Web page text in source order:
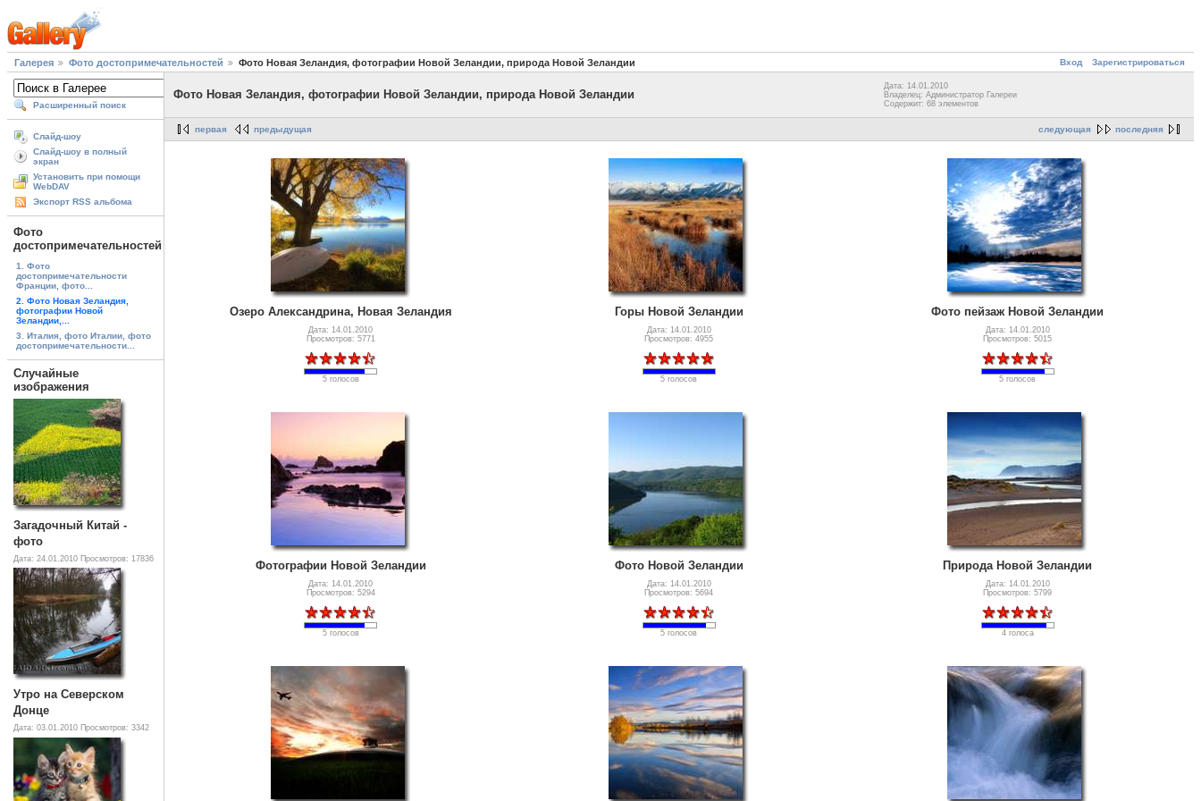
Вход Зарегистрироваться
Галерея Фото достопримечательностей Фото Новая Зеландия, фотографии Новой Зеландии, природа Новой Зеландии
Расширенный поиск
Слайд-шоу
Слайд-шоу в полный
экран
Установить при помощи
WebDAV
Экспорт RSS альбома
Фото
достопримечательностей
1. Фото
достопримечательности
Франции, фото...
2. Фото Новая Зеландия,
фотографии Новой
Зеландии,...
3. Италия, фото Италии, фото
достопримечательности...
Случайные
изображения
Загадочный Китай -
фото
Дата: 24.01.2010 Просмотров: 17836
Утро на Северском
Донце
Дата: 03.01.2010 Просмотров: 3342
Фото Новая Зеландия, фотографии Новой Зеландии, природа Новой Зеландии
Дата: 14.01.2010
Владелец: Администратор Галереи
Содержит: 68 элементов
следующая последняя
первая предыдущая
Озеро Александрина, Новая Зеландия
Дата: 14.01.2010
Просмотров: 5771
5 голосов
Горы Новой Зеландии
Дата: 14.01.2010
Просмотров: 4955
5 голосов
Фото пейзаж Новой Зеландии
Дата: 14.01.2010
Просмотров: 5015
5 голосов
Фотографии Новой Зеландии
Дата: 14.01.2010
Просмотров: 5294
5 голосов
Фото Новой Зеландии
Дата: 14.01.2010
Просмотров: 5694
5 голосов
Природа Новой Зеландии
Дата: 14.01.2010
Просмотров: 5799
4 голоса